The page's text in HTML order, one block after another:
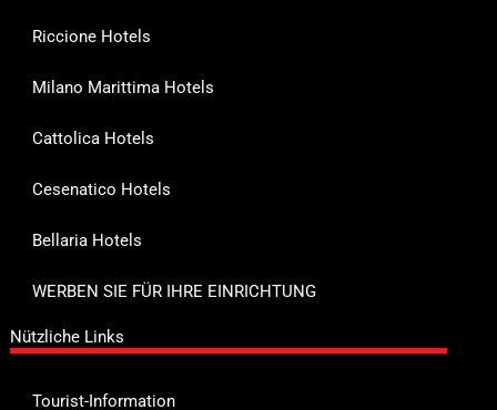
Riccione Hotels
Milano Marittima Hotels
Cattolica Hotels
Cesenatico Hotels
Bellaria Hotels
WERBEN SIE FÜR IHRE EINRICHTUNG
Nützliche Links
Tourist-Information